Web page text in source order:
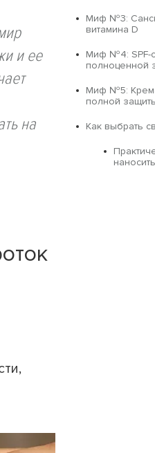
и ее
на
Миф №3:
витамина D
Миф №4: SPF-
полноценной
Миф №5: Крема
полной
Как выбрать